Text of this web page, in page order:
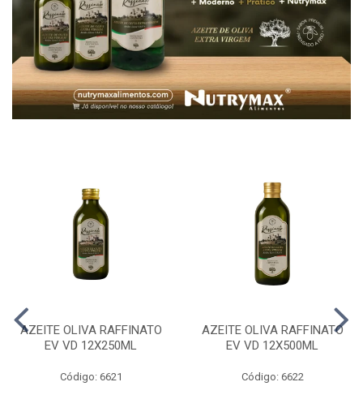
AZEITE OLIVA RAFFINATO
EV VD 12X250ML
Código: 6621
AZEITE OLIVA RAFFINATO
EV VD 12X500ML
Código: 6622